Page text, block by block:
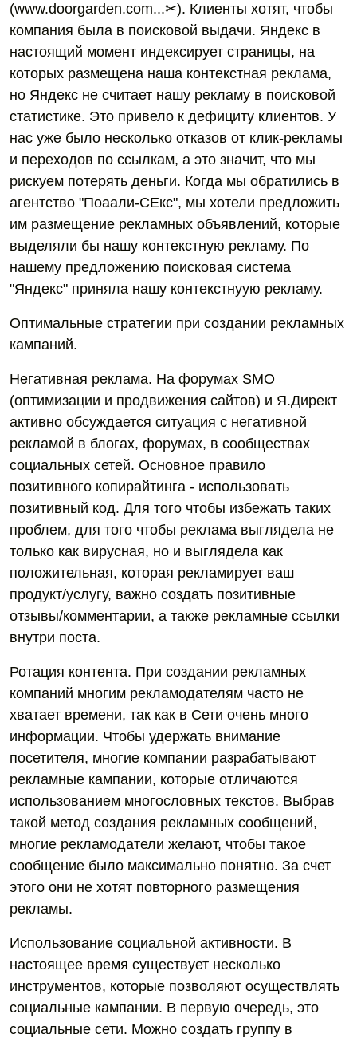
(www.doorgarden.com...✂). Клиенты хотят, чтобы
компания была в поисковой выдачи. Яндекс в
настоящий момент индексирует страницы, на
которых размещена наша контекстная реклама,
но Яндекс не считает нашу рекламу в поисковой
статистике. Это привело к дефициту клиентов. У
нас уже было несколько отказов от клик-рекламы
и переходов по ссылкам, а это значит, что мы
рискуем потерять деньги. Когда мы обратились в
агентство "Поаали-СЕкс", мы хотели предложить
им размещение рекламных объявлений, которые
выделяли бы нашу контекстную рекламу. По
нашему предложению поисковая система
"Яндекс" приняла нашу контекстнуую рекламу.
Оптимальные стратегии при создании рекламных
кампаний.
Негативная реклама. На форумах SMO
(оптимизации и продвижения сайтов) и Я.Директ
активно обсуждается ситуация с негативной
рекламой в блогах, форумах, в сообществах
социальных сетей. Основное правило
позитивного копирайтинга - использовать
позитивный код. Для того чтобы избежать таких
проблем, для того чтобы реклама выглядела не
только как вирусная, но и выглядела как
положительная, которая рекламирует ваш
продукт/услугу, важно создать позитивные
отзывы/комментарии, а также рекламные ссылки
внутри поста.
Ротация контента. При создании рекламных
компаний многим рекламодателям часто не
хватает времени, так как в Сети очень много
информации. Чтобы удержать внимание
посетителя, многие компании разрабатывают
рекламные кампании, которые отличаются
использованием многословных текстов. Выбрав
такой метод создания рекламных сообщений,
многие рекламодатели желают, чтобы такое
сообщение было максимально понятно. За счет
этого они не хотят повторного размещения
рекламы.
Использование социальной активности. В
настоящее время существует несколько
инструментов, которые позволяют осуществлять
социальные кампании. В первую очередь, это
социальные сети. Можно создать группу в